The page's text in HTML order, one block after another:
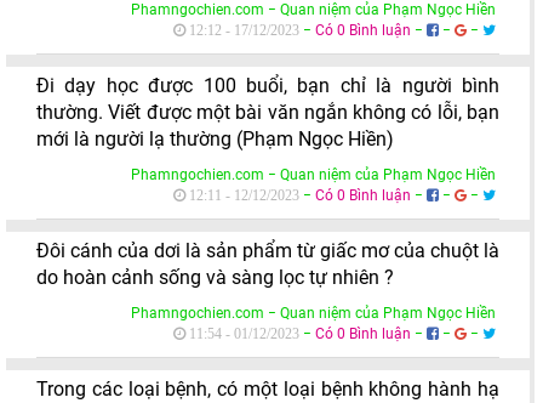
Phamngochien.com − Quan niệm của Phạm Ngọc Hiền
12:12 - 17/12/2023 − Có 0 Bình luận − − −
Đi dạy học được 100 buổi, bạn chỉ là người bình
thường. Viết được một bài văn ngắn không có lỗi, bạn
mới là người lạ thường (Phạm Ngọc Hiền)
Phamngochien.com − Quan niệm của Phạm Ngọc Hiền
12:11 - 12/12/2023 − Có 0 Bình luận − − −
Đôi cánh của dơi là sản phẩm từ giấc mơ của chuột là
do hoàn cảnh sống và sàng lọc tự nhiên ?
Phamngochien.com − Quan niệm của Phạm Ngọc Hiền
11:54 - 01/12/2023 − Có 0 Bình luận − − −
Trong các loại bệnh, có một loại bệnh không hành hạ